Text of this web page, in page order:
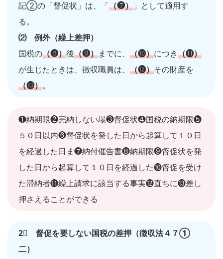
記②の「督促状」は、「（❼） 」として適用す
る。
⑵ 例外（繰上差押）
国税の（❽）後（❾）までに、（❿）につき（⓫）
が生じたときは、徴収職員は、（⓬）その財産を
（⓭）。
❶納期限❷完納しない場❸督促状❹国税の納期限❺
５０日以内❻督促状を発した日から起算して１０日
を経過した日ま❼納付催告書❽納期限❾督促状を発
した日から起算して１０日を経過した❿督促を受け
た滞納者⓫繰上請求に該当する事実⓬直ちに⓭差し
押さえることができる
2⃣ 督促を要しない国税の差押（徴収法４７①
二）